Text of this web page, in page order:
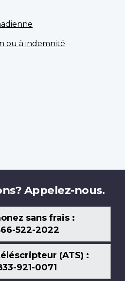
ou à indemnité
Appelez-nous.
sans frais :
522-2022
(ATS) :
921-0071